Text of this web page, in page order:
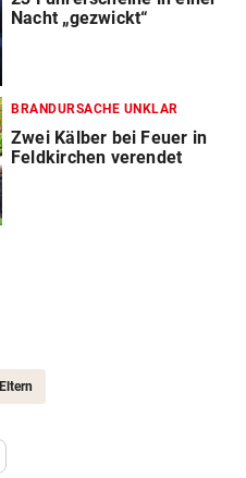
Nacht „gezwickt“
BRANDURSACHE UNKLAR
Zwei Kälber bei Feuer in
Feldkirchen verendet
Eltern